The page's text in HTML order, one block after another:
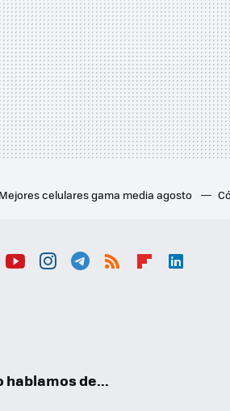
Mejores celulares gama media agosto
hablamos de...